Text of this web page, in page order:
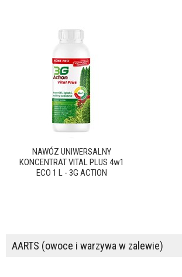
NAWÓZ UNIWERSALNY
KONCENTRAT VITAL PLUS 4w1
ECO 1 L - 3G ACTION
AARTS (owoce i warzywa w zalewie)